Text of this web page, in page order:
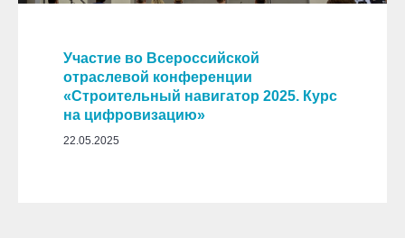
Участие во Всероссийской
отраслевой конференции
«Строительный навигатор 2025. Курс
на цифровизацию»
22.05.2025